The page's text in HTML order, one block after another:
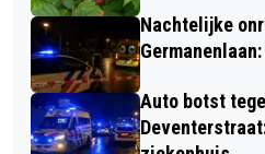
Nachtelijke
Auto botst